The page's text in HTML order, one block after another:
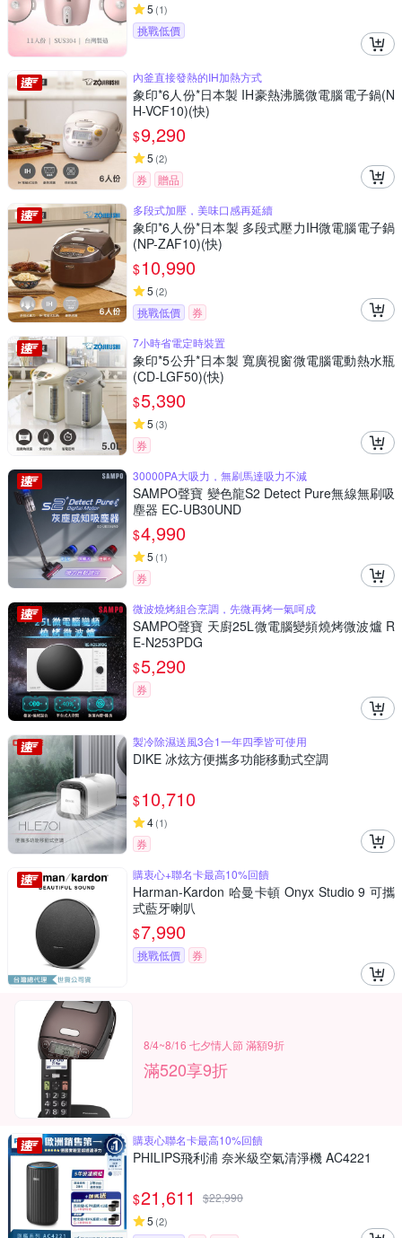
5 (1)
挑戰低價
內釜直接發熱的IH加熱方式
象印*6人份*日本製 IH豪熱沸騰微電腦電子鍋(N
H-VCF10)(快)
$9,290
5 (2)
券
贈品
多段式加壓，美味口感再延續
象印*6人份*日本製 多段式壓力IH微電腦電子鍋
(NP-ZAF10)(快)
$10,990
5 (2)
挑戰低價
券
7小時省電定時裝置
象印*5公升*日本製 寬廣視窗微電腦電動熱水瓶
(CD-LGF50)(快)
$5,390
5 (3)
券
30000PA大吸力，無刷馬達吸力不減
SAMPO聲寶 變色龍S2 Detect Pure無線無刷吸
塵器 EC-UB30UND
$4,990
5 (1)
券
微波燒烤組合烹調，先微再烤一氣呵成
SAMPO聲寶 天廚25L微電腦變頻燒烤微波爐 R
E-N253PDG
$5,290
券
製冷除濕送風3合1一年四季皆可使用
DIKE 冰炫方便攜多功能移動式空調
$10,710
4(1)
券
購衷心+聯名卡最高10%回饋
Harman-Kardon 哈曼卡頓 Onyx Studio 9 可攜
式藍牙喇叭
$7,990
挑戰低價 券
8/4~8/16 七夕情人節 滿額9折
滿520享9折
購衷心聯名卡最高10%回饋
PHILIPS飛利浦 奈米級空氣清淨機 AC4221
$21,611 $22,990
5 (2)